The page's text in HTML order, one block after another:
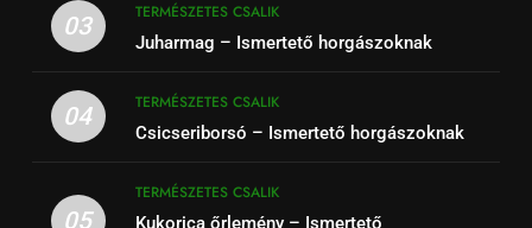
03
TERMÉSZETES CSALIK
Juharmag – Ismertető horgászoknak
04
TERMÉSZETES CSALIK
Csicseriborsó – Ismertető horgászoknak
05
TERMÉSZETES CSALIK
Kukorica őrlemény – Ismertető